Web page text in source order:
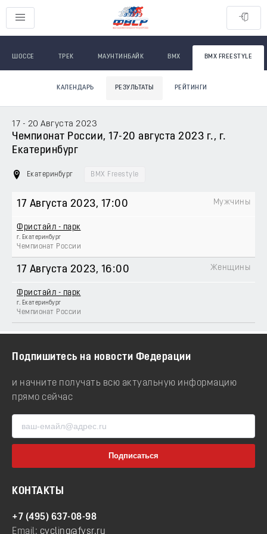
ШОССЕ ТРЕК МАУНТИНБАЙК BMX BMX FREESTYLE
КАЛЕНДАРЬ РЕЗУЛЬТАТЫ РЕЙТИНГИ
17 - 20 Августа 2023
Чемпионат России, 17-20 августа 2023 г., г.
Екатеринбург
Екатеринбург BMX Freestyle
17 Августа 2023, 17:00
Фристайл - парк
г. Екатеринбург
Чемпионат России
Мужчины
17 Августа 2023, 16:00
Фристайл - парк
г. Екатеринбург
Чемпионат России
Женщины
Подпишитесь на новости Федерации
и начните получать всю актуальную информацию
прямо сейчас
КОНТАКТЫ
+7 (495) 637-08-98
Email: cycling@fvsr.ru